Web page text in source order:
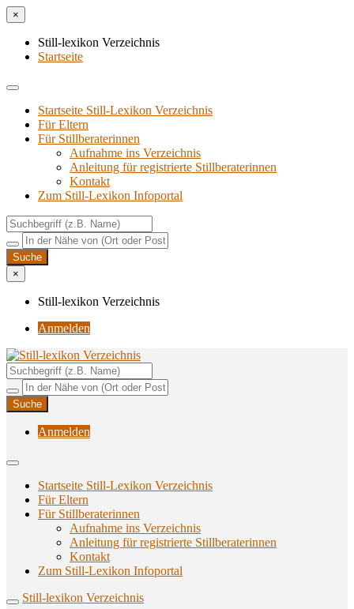
×
Still-lexikon Verzeichnis
Startseite
Startseite Still-Lexikon Verzeichnis
Für Eltern
Für Stillberaterinnen
Aufnahme ins Verzeichnis
Anlei­tung für regis­trier­te Stillberaterinnen
Kon­takt
Zum Still-Lexikon Infoportal
×
Still-lexikon Verzeichnis
Anmelden
Still-lexikon Verzeichnis
Unterstützungsangebote rund ums Stillen
Anmelden
Startseite Still-Lexikon Verzeichnis
Für Eltern
Für Stillberaterinnen
Aufnahme ins Verzeichnis
Anlei­tung für regis­trier­te Stillberaterinnen
Kon­takt
Zum Still-Lexikon Infoportal
Still-lexikon Verzeichnis